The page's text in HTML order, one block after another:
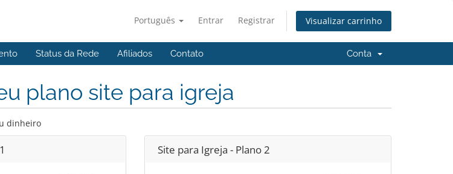
Português Entrar Registrar Visualizar carrinho
Status da Rede Afiliados Contato Conta
plano site para igreja
dinheiro
Site para Igreja - Plano 2